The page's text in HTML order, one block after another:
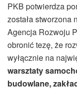
PKB potwierdza
została stworzona
Agencja Rozwoju
obronić tezę, że
wyłącznie na
warsztaty
budowlane,